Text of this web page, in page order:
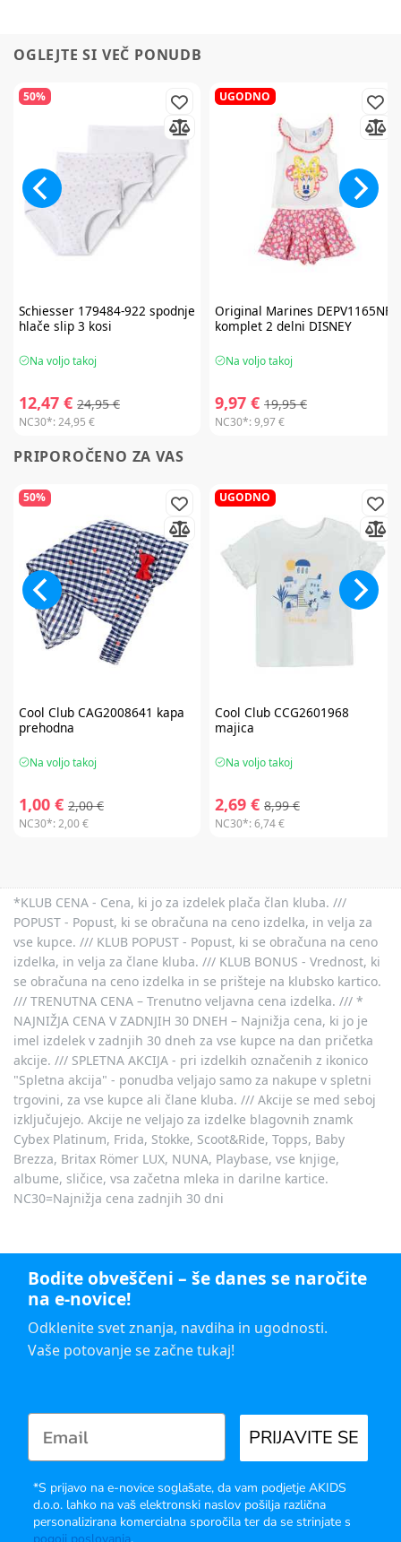
OGLEJTE SI VEČ PONUDB
50%
Schiesser179484-922 spodnje
hlače slip 3 kosi
Na voljo takoj
12,47 € 24,95 €
NC30*:24,95 €
UGODNO
Original Marines DEPV1165NF
komplet 2 delni DISNEY
Na voljo takoj
9,97 € 19,95 €
NC30*:9,97 €
PRIPOROČENO ZA VAS
50%
Cool ClubCAG2008641 kapa
prehodna
Na voljo takoj
1,00 € 2,00 €
NC30*:2,00 €
UGODNO
Cool ClubCCG2601968
majica
Na voljo takoj
2,69 € 8,99 €
NC30*:6,74 €
*KLUB CENA - Cena, ki jo za izdelek plača član kluba. ///
POPUST - Popust, ki se obračuna na ceno izdelka, in velja za
vse kupce. /// KLUB POPUST - Popust, ki se obračuna na ceno
izdelka, in velja za člane kluba. /// KLUB BONUS - Vrednost, ki
se obračuna na ceno izdelka in se prišteje na klubsko kartico.
/// TRENUTNA CENA – Trenutno veljavna cena izdelka. /// *
NAJNIŽJA CENA V ZADNJIH 30 DNEH – Najnižja cena, ki jo je
imel izdelek v zadnjih 30 dneh za vse kupce na dan pričetka
akcije. /// SPLETNA AKCIJA - pri izdelkih označenih z ikonico
"Spletna akcija" - ponudba veljajo samo za nakupe v spletni
trgovini, za vse kupce ali člane kluba. /// Akcije se med seboj
izključujejo. Akcije ne veljajo za izdelke blagovnih znamk
Cybex Platinum, Frida, Stokke, Scoot&Ride, Topps, Baby
Brezza, Britax Römer LUX, NUNA, Playbase, vse knjige,
albume, sličice, vsa začetna mleka in darilne kartice.
NC30=Najnižja cena zadnjih 30 dni
Bodite obveščeni – še danes se naročite
na e-novice!
Odklenite svet znanja, navdiha in ugodnosti.
Vaše potovanje se začne tukaj!
PRIJAVITE SE
*S prijavo na e-novice soglašate, da vam podjetje AKIDS
d.o.o. lahko na vaš elektronski naslov pošilja različna
personalizirana komercialna sporočila ter da se strinjate s